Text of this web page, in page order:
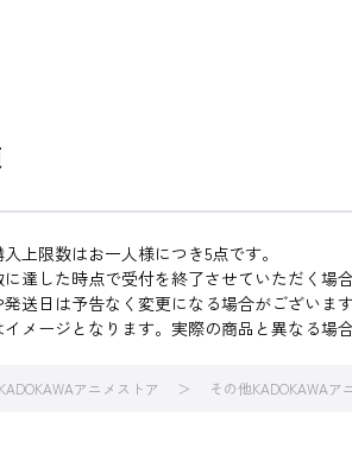
上限数はお一人様につき5点です。
達した時点で受付を終了させていただく場合
送日は予告なく変更になる場合がございま
メージとなります。実際の商品と異なる場合
KADOKAWAアニメストア その他KADOKAWAア